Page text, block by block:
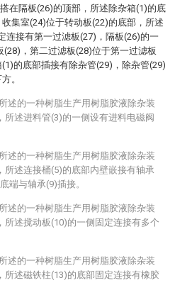
在隔板(26)的顶部，所述除杂箱(1)的底
集室(24)位于转动板(22)的底部，所述
连接有第一过滤板(27)，隔板(26)的一
，第二过滤板(28)位于第一过滤板
的底部插接有除杂管(29)，除杂管(29)
。
述的一种树脂生产用树脂胶液除杂装
所述进料管(3)的一侧设有进料电磁阀
述的一种树脂生产用树脂胶液除杂装
所述连接桶(5)的底部内壁嵌接有轴承
端与轴承(9)插接。
述的一种树脂生产用树脂胶液除杂装
所述搅动板(10)的一侧固定连接有多个
述的一种树脂生产用树脂胶液除杂装
所述磁铁柱(13)的底部固定连接有橡胶